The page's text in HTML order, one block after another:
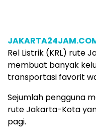
Rel Listrik (KRL) rute
membuat banyak
transportasi favorit
Sejumlah pengguna
rute Jakarta-Kota
pagi.